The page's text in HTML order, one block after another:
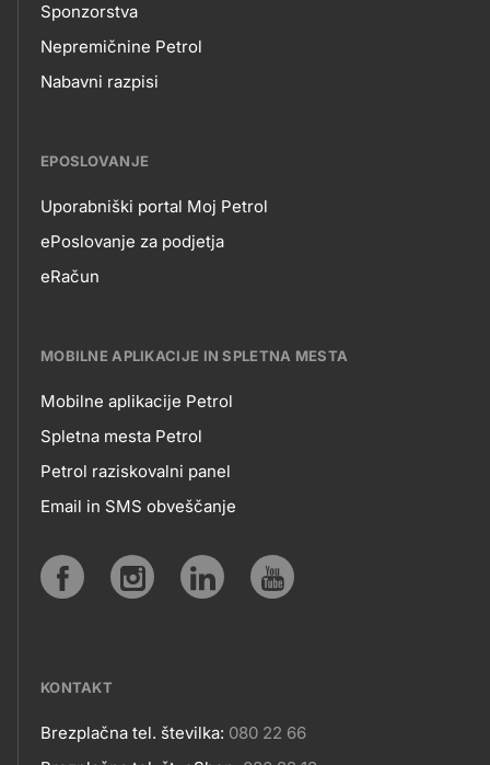
Sponzorstva
Nepremičnine Petrol
Nabavni razpisi
EPOSLOVANJE
EPOSLOVANJE
Uporabniški portal Moj Petrol
ePoslovanje za podjetja
eRačun
MOBILNE APLIKACIJE IN SPLETNA MESTA
MOBILNE
APLIKACIJE
SPLETNA
Mobilne aplikacije Petrol
Spletna mesta Petrol
Petrol raziskovalni panel
Email in SMS obveščanje
KONTAKT
Brezplačna tel. številka: 080 22 66